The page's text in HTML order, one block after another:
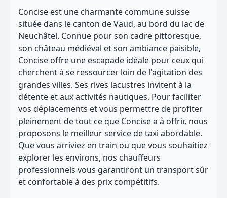
Concise est une charmante commune suisse
située dans le canton de Vaud, au bord du lac de
Neuchâtel. Connue pour son cadre pittoresque,
son château médiéval et son ambiance paisible,
Concise offre une escapade idéale pour ceux qui
cherchent à se ressourcer loin de l'agitation des
grandes villes. Ses rives lacustres invitent à la
détente et aux activités nautiques. Pour faciliter
vos déplacements et vous permettre de profiter
pleinement de tout ce que Concise a à offrir, nous
proposons le meilleur service de taxi abordable.
Que vous arriviez en train ou que vous souhaitiez
explorer les environs, nos chauffeurs
professionnels vous garantiront un transport sûr
et confortable à des prix compétitifs.